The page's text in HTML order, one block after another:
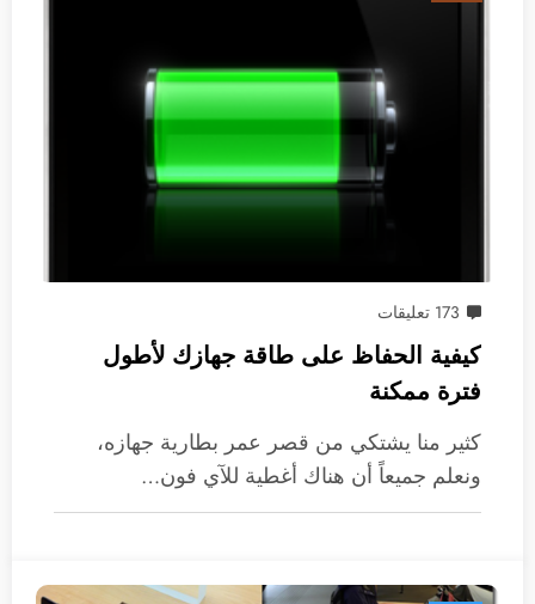
173 تعليقات
كيفية الحفاظ على طاقة جهازك لأطول
فترة ممكنة
كثير منا يشتكي من قصر عمر بطارية جهازه،
ونعلم جميعاً أن هناك أغطية للآي فون…